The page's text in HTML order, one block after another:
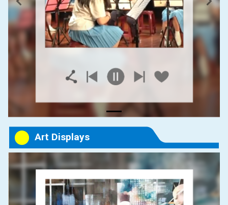
Previous Next
Art Displays